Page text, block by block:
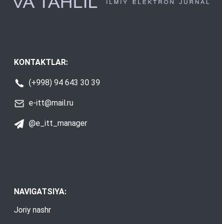
KONTAKTLAR:
(+998) 94 643 30 39
e-itt@mail.ru
@e_itt_manager
NAVIGATSIYA:
Joriy nashr